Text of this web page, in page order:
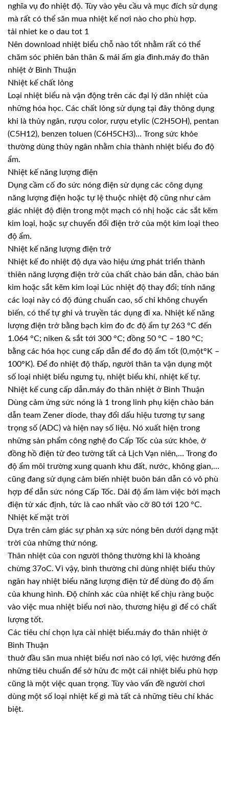
nghĩa vụ đo nhiệt độ. Tùy vào yêu cầu và mục đích sử dụng
mà rất có thể săn mua nhiệt kế nơi nào cho phù hợp.
tải nhiet ke o dau tot 1
Nên download nhiệt biểu chỗ nào tốt nhằm rất có thể
chăm sóc phiên bản thân & mái ấm gia đình.máy đo thân
nhiệt ở Bình Thuận
Nhiệt kế chất lỏng
Loại nhiệt biểu nà vận động trên các đại lý dãn nhiệt của
những hóa học. Các chất lỏng sử dụng tại đây thông dụng
khi là thủy ngân, rượu color, rượu etylic (C2H5OH), pentan
(C5H12), benzen toluen (C6H5CH3)… Trong sức khỏe
thường dùng thủy ngân nhằm chia thành nhiệt biểu đo độ
ẩm.
Nhiệt kế năng lượng điện
Dụng cầm cố đo sức nóng điện sử dụng các công dụng
năng lượng điện hoặc tự lệ thuộc nhiệt độ cũng như cảm
giác nhiệt độ điện trong một mạch có nhị hoặc các sắt kẽm
kim loại, hoặc sự chuyển đổi điện trở của một kim loại theo
độ ẩm.
Nhiệt kế năng lượng điện trở
Nhiệt kế đo nhiệt độ dựa vào hiệu ứng phát triển thành
thiên năng lượng điện trở của chất chào bán dẫn, chào bán
kim hoặc sắt kẽm kim loại Lúc nhiệt độ thay đổi; tính năng
các loại này có độ đúng chuẩn cao, số chỉ không chuyển
biến, có thể tự ghi và truyền tác dụng đi xa. Nhiệt kế năng
lượng điện trở bằng bạch kim đo đc độ ẩm tự 263 °C đến
1.064 °C; niken & sắt tới 300 °C; đồng 50 °C – 180 °C;
bằng các hóa học cung cấp dẫn để đo độ ẩm tốt (0,một°K –
100°K). Để đo nhiệt độ thấp, người thân ta vận dụng một
số loại nhiệt biểu ngưng tụ, nhiệt biểu khí, nhiệt kế tự.
Nhiệt kế cung cấp dẫn.máy đo thân nhiệt ở Bình Thuận
Dùng cảm ứng sức nóng là 1 trong linh phụ kiện chào bán
dẫn team Zener diode, thay đổi dấu hiệu tương tự sang
trọng số (ADC) và hiện nay số liệu. Nó xuất hiện trong
những sản phẩm công nghệ đo Cấp Tốc của sức khỏe, ở
đồng hồ điện tử đeo tường tất cả Lịch Vạn niên,… Trong đo
độ ẩm môi trường xung quanh khu đất, nước, không gian,…
cũng đang sử dụng cảm biến nhiệt buôn bán dẫn có vỏ phù
hợp để dẫn sức nóng Cấp Tốc. Dải độ ẩm làm việc bởi mạch
điện tử xác định, tức là cao nhất vào cỡ 80 tới 120 °C.
Nhiệt kế mặt trời
Dựa trên cảm giác sự phản xạ sức nóng bên dưới dạng mặt
trời của những thứ nóng.
Thân nhiệt của con người thông thường khi là khoảng
chừng 37oC. Vì vậy, bình thường chỉ dùng nhiệt biểu thủy
ngân hay nhiệt biểu năng lượng điện tử để dùng đo độ ẩm
của khung hình. Độ chính xác của nhiệt kế chịu ràng buộc
vào việc mua nhiệt biểu nơi nào, thương hiệu gì để có chất
lượng tốt.
Các tiêu chí chọn lựa cài nhiệt biểu.máy đo thân nhiệt ở
Bình Thuận
thuở đầu săn mua nhiệt biểu nơi nào có lợi, việc hướng đến
những tiêu chuẩn để sở hữu đc một cái nhiệt biểu phù hợp
cũng là một việc quan trọng. Tùy vào vấn đề người chơi
dùng một số loại nhiệt kế gì mà tất cả những tiêu chí khác
biệt.